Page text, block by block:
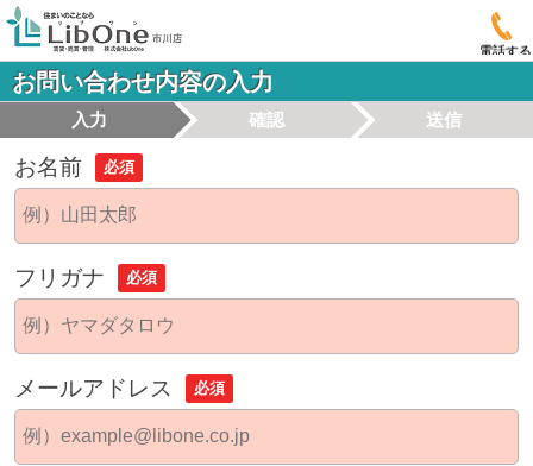
電話する
お問い合わせ内容の入力
入力 確認 送信
お名前 必須
フリガナ 必須
メールアドレス 必須